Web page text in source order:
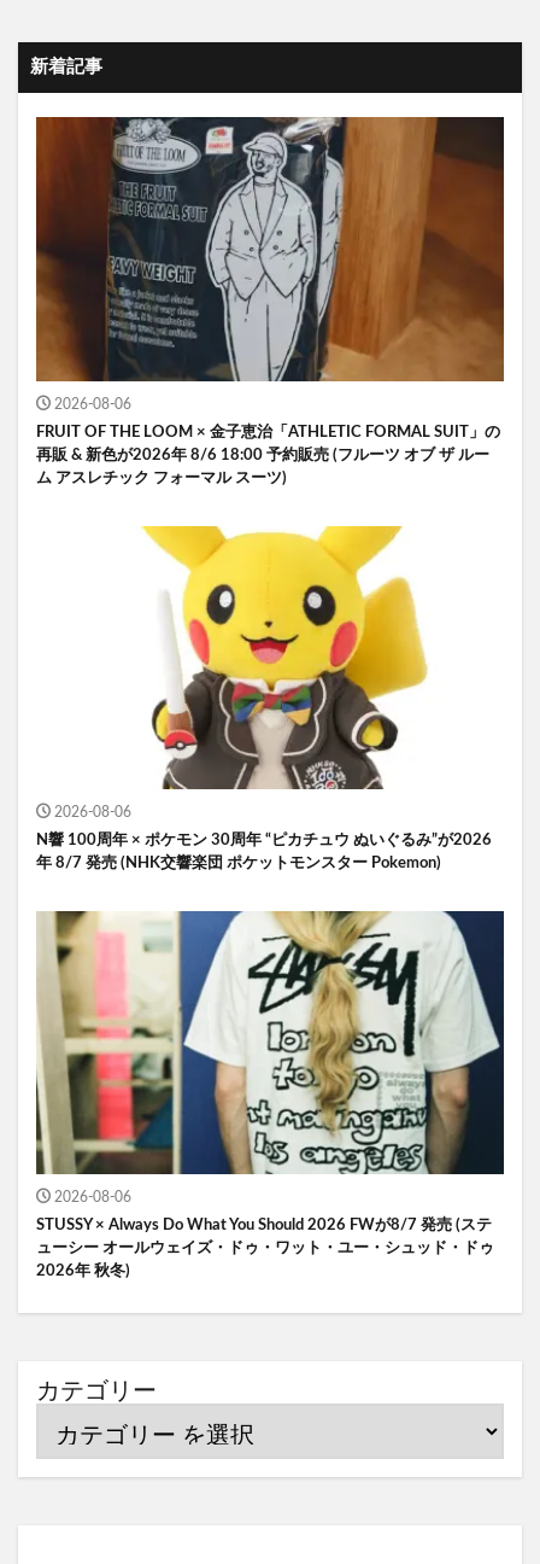
新着記事
2026-08-06
FRUIT OF THE LOOM × 金子恵治「ATHLETIC FORMAL SUIT」の
再販 & 新色が2026年 8/6 18:00 予約販売 (フルーツ オブ ザ ルー
ム アスレチック フォーマル スーツ)
2026-08-06
N響 100周年 × ポケモン 30周年 “ピカチュウ ぬいぐるみ”が2026
年 8/7 発売 (NHK交響楽団 ポケットモンスター Pokemon)
2026-08-06
STUSSY × Always Do What You Should 2026 FWが8/7 発売 (ステ
ューシー オールウェイズ・ドゥ・ワット・ユー・シュッド・ドゥ
2026年 秋冬)
カテゴリー